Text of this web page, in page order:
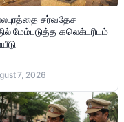
சர்வதேச
மேம்படுத்த கலெக்டரிடம்
7, 2026